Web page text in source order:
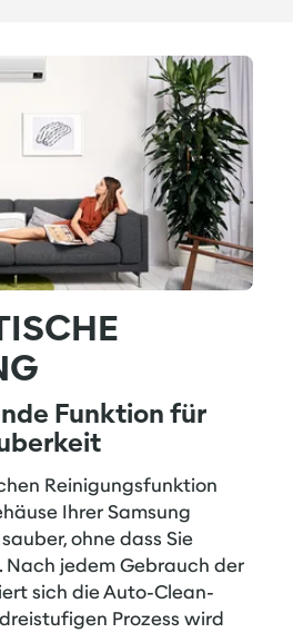
Funktion für
Reinigungsfunktion
Ihrer Samsung
ohne dass Sie
Nach jedem Gebrauch der
sich die Auto-Clean-
Prozess wird